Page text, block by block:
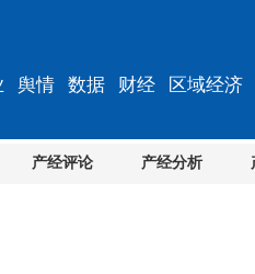
产经评论 产经分析
舆情 数据 财经 区域经济